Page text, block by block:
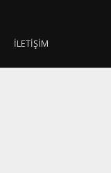
İLETIŞIM